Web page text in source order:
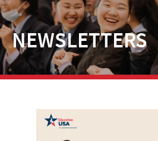
NEWSLETTERS